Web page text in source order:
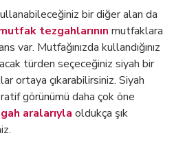
bir diğer alan da
tezgahlarının mutfaklara
var. Mutfağınızda kullandığınız
türden seçeceğiniz siyah bir
ortaya çıkarabilirsiniz. Siyah
görünümü daha çok öne
aralarıyla oldukça şık